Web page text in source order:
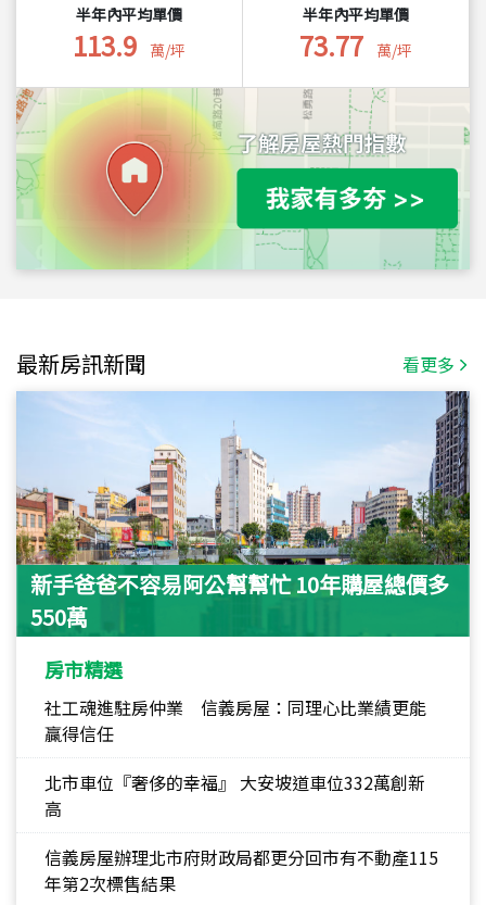
半年內平均單價
113.9 萬/坪
半年內平均單價
73.77 萬/坪
最新房訊新聞 看更多
新手爸爸不容易阿公幫幫忙 10年購屋總價多
550萬
房市精選
社工魂進駐房仲業 信義房屋：同理心比業績更能
贏得信任
北市車位『奢侈的幸福』 大安坡道車位332萬創新
高
信義房屋辦理北市府財政局都更分回市有不動產115
年第2次標售結果